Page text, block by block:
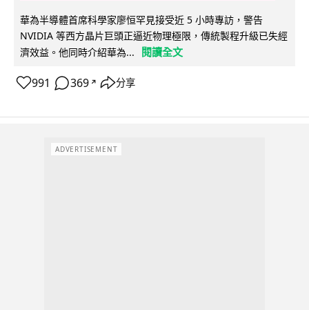
華為半導體首席科學家廖恒罕見接受近 5 小時專訪，警告
NVIDIA 等西方晶片巨頭正逼近物理極限，傳統製程升級已失經
濟效益。他同時介紹華為...
閱讀全文
991 369 ↗ 分享
ADVERTISEMENT